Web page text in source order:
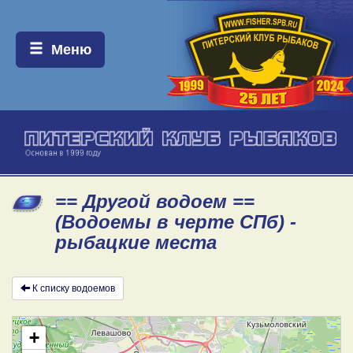
Меню:
Меню
== Другой водоем ==
(Водоемы в черте СПб) -
рыбацкие места
К списку водоемов
+